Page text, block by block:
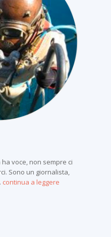
voce, non sempre ci
Sono un giornalista,
continua a leggere